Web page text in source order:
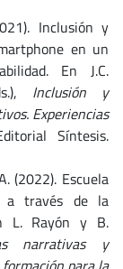
Inclusión y
en un
En J.C.
Inclusión y
Experiencias
Síntesis.
(2022). Escuela
a través de la
L. Rayón y B.
narrativas y